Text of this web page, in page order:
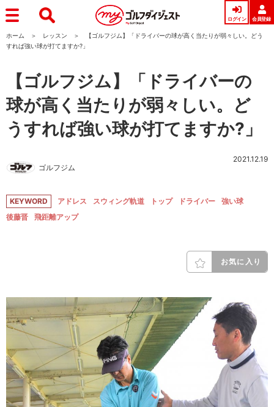
ログイン 会員登録
ホーム レッスン
【ゴルフジム】「ドライバーの球が高く当たりが弱々しい。どう
すれば強い球が打てますか?」
【ゴルフジム】「ドライバーの
球が高く当たりが弱々しい。ど
うすれば強い球が打てますか?」
ゴルフジム
2021.12.19
KEYWORD アドレス スウィング軌道 トップ ドライバー
強い球
後藤晋
飛距離アップ
お気に入り